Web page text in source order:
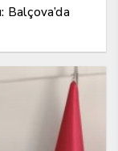
Balçova’da